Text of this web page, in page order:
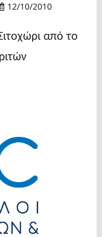
12/10/2010
από το